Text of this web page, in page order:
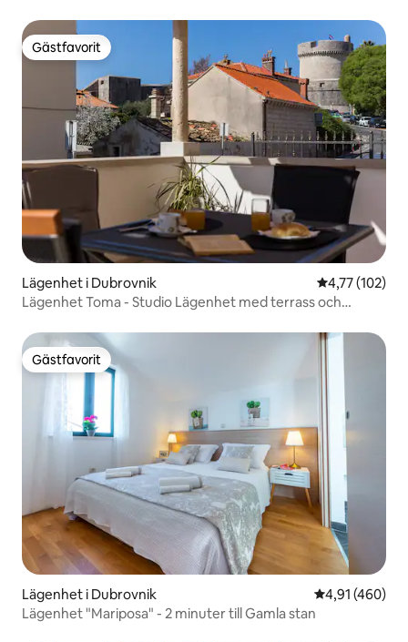
Gästfavorit
Gästfavorit
Lägenhet i Dubrovnik 4,77 av 5 i
4,77 (102)
Lägenhet Toma - Studio Lägenhet med terrass och
Gästfavorit
Gästfavorit
Lägenhet i Dubrovnik 4,91 av 5 i
4,91 (460)
Lägenhet "Mariposa" - 2 minuter till Gamla stan